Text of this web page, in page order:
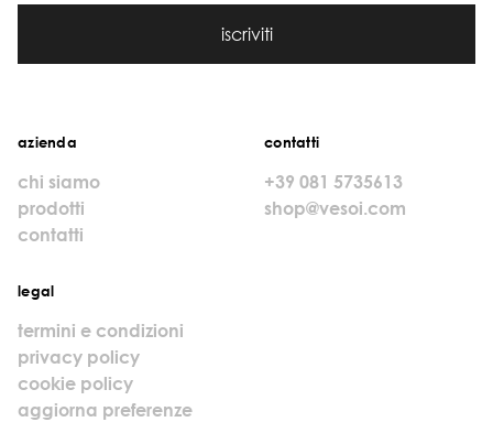
iscriviti
azienda
chi siamo
prodotti
contatti
contatti
+39 081 5735613
shop@vesoi.com
legal
termini e condizioni
privacy policy
cookie policy
aggiorna preferenze